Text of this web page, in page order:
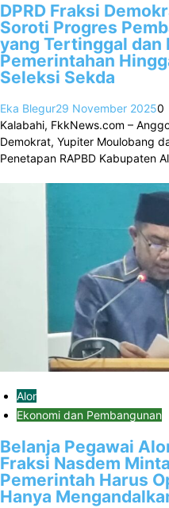
DPRD Fraksi
Soroti Progres
yang Tertinggal dan
Pemerintahan
Seleksi Sekda
Eka Blegur29 November 20250
Kalabahi, FkkNews.com –
Demokrat, Yupiter Moulobang
Penetapan RAPBD Kabupaten
Alor
Ekonomi dan Pembangunan
Belanja Pegawai
Fraksi Nasdem
Pemerintah Harus
Hanya